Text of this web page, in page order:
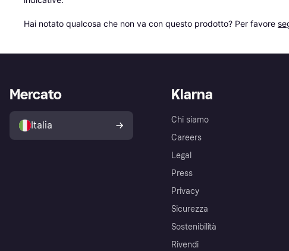
Hai notato qualcosa che non va con questo prodotto? Per favore
Klarna
Chi siamo
Careers
Legal
Press
Privacy
Sicurezza
Sostenibilità
Rivendi
Mercato
Italia